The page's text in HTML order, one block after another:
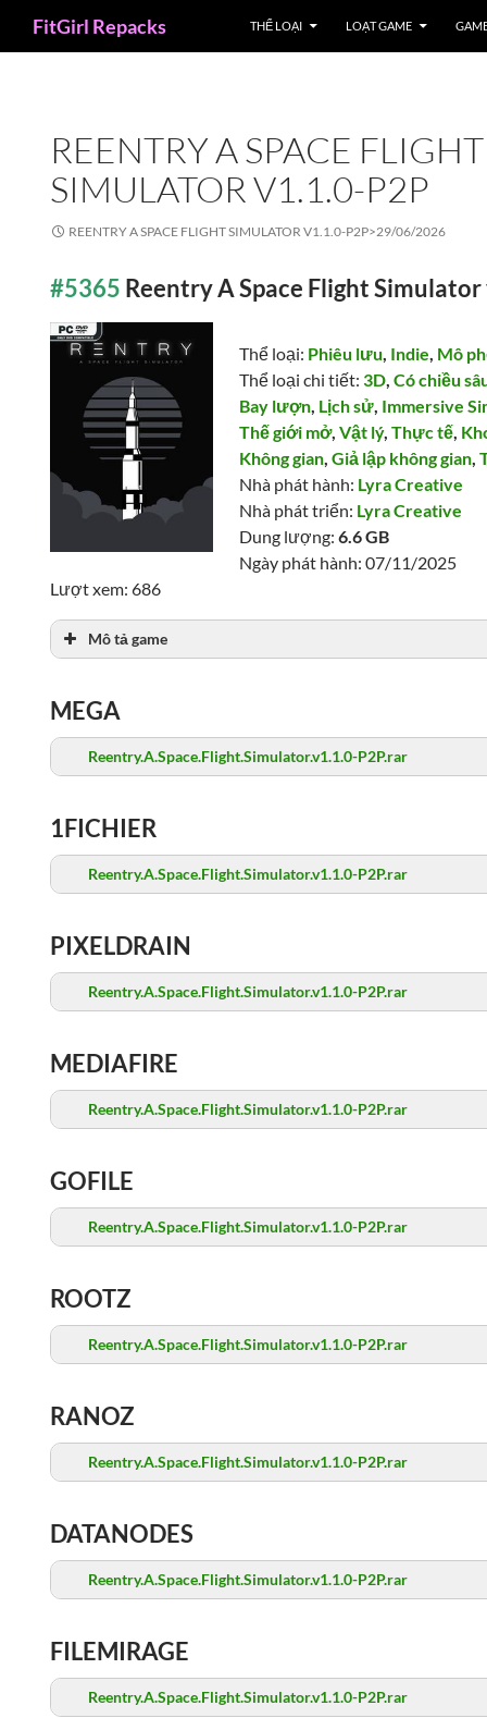
FitGirl Repacks THỂ LOẠI LOẠT GAME
REENTRY A SPACE FLIGHT
SIMULATOR V1.1.0-P2P
REENTRY A SPACE FLIGHT SIMULATOR V1.1.0-P2P>29/06/2026
#5365 Reentry A Space Flight
Thể loại: Phiêu lưu, Indie, Mô
Thể loại chi tiết: 3D,Có chiều
Bay lượn, Lịch sử, Immersive
Thế giới mở,Vật lý,Thực tế,
Không gian,Giả lập không gian,
Nhà phát hành: Lyra Creative
Nhà phát triển: Lyra Creative
Dung lượng:6.6 GB
Ngày phát hành: 07/11/2025
Lượt xem: 686
Mô tả game
MEGA
Reentry.A.Space.Flight.Simulator.v1.1.0-P2P.rar
1FICHIER
Reentry.A.Space.Flight.Simulator.v1.1.0-P2P.rar
PIXELDRAIN
Reentry.A.Space.Flight.Simulator.v1.1.0-P2P.rar
MEDIAFIRE
Reentry.A.Space.Flight.Simulator.v1.1.0-P2P.rar
GOFILE
Reentry.A.Space.Flight.Simulator.v1.1.0-P2P.rar
ROOTZ
Reentry.A.Space.Flight.Simulator.v1.1.0-P2P.rar
RANOZ
Reentry.A.Space.Flight.Simulator.v1.1.0-P2P.rar
DATANODES
Reentry.A.Space.Flight.Simulator.v1.1.0-P2P.rar
FILEMIRAGE
Reentry.A.Space.Flight.Simulator.v1.1.0-P2P.rar